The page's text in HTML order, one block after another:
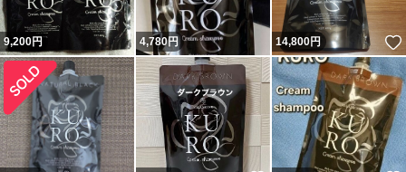
9,200円 4,780円 14,800円